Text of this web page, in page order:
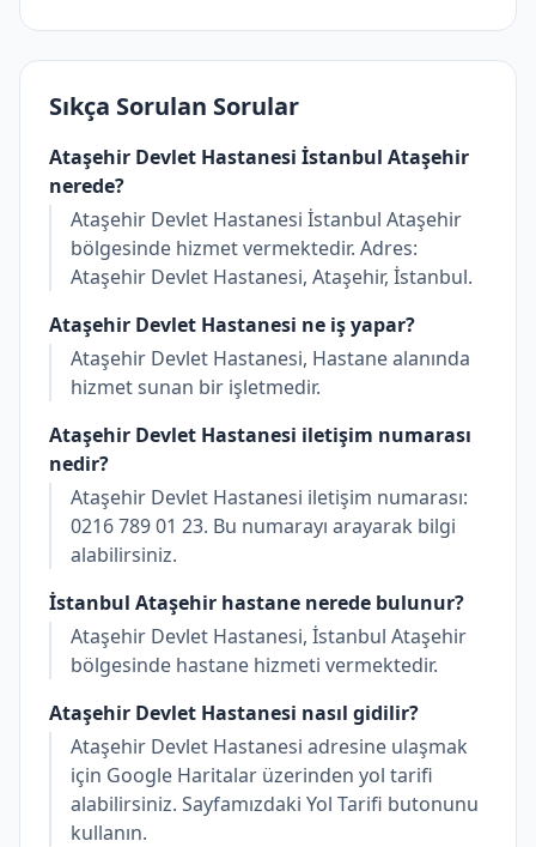
Sıkça Sorulan Sorular
Ataşehir Devlet Hastanesi İstanbul Ataşehir
nerede?
Ataşehir Devlet Hastanesi İstanbul Ataşehir
bölgesinde hizmet vermektedir. Adres:
Ataşehir Devlet Hastanesi, Ataşehir, İstanbul.
Ataşehir Devlet Hastanesi ne iş yapar?
Ataşehir Devlet Hastanesi, Hastane alanında
hizmet sunan bir işletmedir.
Ataşehir Devlet Hastanesi iletişim numarası
nedir?
Ataşehir Devlet Hastanesi iletişim numarası:
0216 789 01 23. Bu numarayı arayarak bilgi
alabilirsiniz.
İstanbul Ataşehir hastane nerede bulunur?
Ataşehir Devlet Hastanesi, İstanbul Ataşehir
bölgesinde hastane hizmeti vermektedir.
Ataşehir Devlet Hastanesi nasıl gidilir?
Ataşehir Devlet Hastanesi adresine ulaşmak
için Google Haritalar üzerinden yol tarifi
alabilirsiniz. Sayfamızdaki Yol Tarifi butonunu
kullanın.